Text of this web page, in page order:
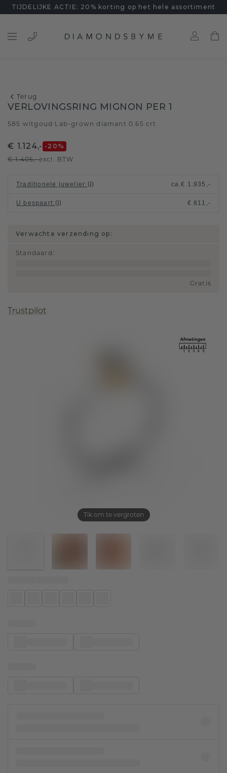
TIJDELIJKE ACTIE: 20% korting op het hele assortiment
Terug
Tik om te vergroten
VERLOVINGSRING MIGNON PER 1
585 witgoud Lab-grown diamant 0.65 crt
€ 1.124,- -20 %
€ 1.405,-excl. BTW
Traditionele juwelier: ca.€ 1.935,-
U bespaart: € 811,-
Verwachte verzending op:
Standaard :
Gratis
Trustpilot